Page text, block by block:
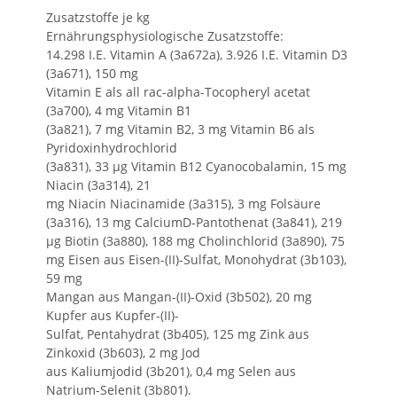
Zusatzstoffe je kg
Ernährungsphysiologische Zusatzstoffe:
14.298 I.E. Vitamin A (3a672a), 3.926 I.E. Vitamin D3
(3a671), 150 mg
Vitamin E als all rac-alpha-Tocopheryl acetat
(3a700), 4 mg Vitamin B1
(3a821), 7 mg Vitamin B2, 3 mg Vitamin B6 als
Pyridoxinhydrochlorid
(3a831), 33 µg Vitamin B12 Cyanocobalamin, 15 mg
Niacin (3a314), 21
mg Niacin Niacinamide (3a315), 3 mg Folsäure
(3a316), 13 mg CalciumD-Pantothenat (3a841), 219
µg Biotin (3a880), 188 mg Cholinchlorid (3a890), 75
mg Eisen aus Eisen-(II)-Sulfat, Monohydrat (3b103),
59 mg
Mangan aus Mangan-(II)-Oxid (3b502), 20 mg
Kupfer aus Kupfer-(II)-
Sulfat, Pentahydrat (3b405), 125 mg Zink aus
Zinkoxid (3b603), 2 mg Jod
aus Kaliumjodid (3b201), 0,4 mg Selen aus
Natrium-Selenit (3b801).